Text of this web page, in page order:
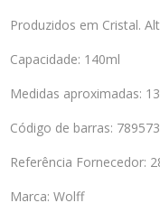
Produzidos em Cristal.
Capacidade: 140ml
Medidas aproximadas:
Código de barras:
Referência Fornecedor:
Marca: Wolff